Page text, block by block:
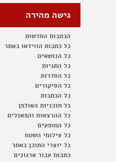
גישה מהירה
הכתבות החדשות
כל כתבות הווידאו באתר
כל הנושאים
כל התגיות
כל הסדרות
כל הסיקורים
כל הכתבות
כל תוכניות האולפן
כל ההרצאות והפאנלים
כל המופעים
כל צילומי השטח
כל יוצרי התוכן באתר
כתבות עבור ארגונים